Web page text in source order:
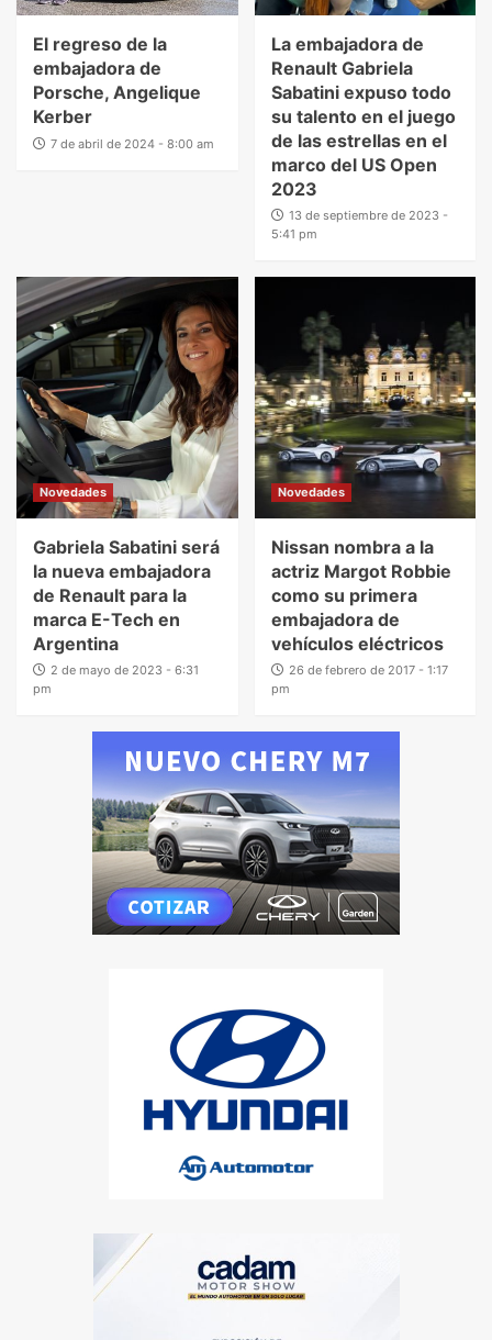
El regreso de la
embajadora de
Porsche, Angelique
Kerber
7 de abril de 2024 - 8:00 am
La embajadora de
Renault Gabriela
Sabatini expuso todo
su talento en el juego
de las estrellas en el
marco del US Open
2023
13 de septiembre de 2023 -
5:41 pm
Novedades
Gabriela Sabatini será
la nueva embajadora
de Renault para la
marca E-Tech en
Argentina
2 de mayo de 2023 - 6:31
pm
Novedades
Nissan nombra a la
actriz Margot Robbie
como su primera
embajadora de
vehículos eléctricos
26 de febrero de 2017 - 1:17
pm